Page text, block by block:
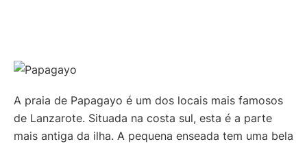
A praia de Papagayo é um dos locais mais famosos
de Lanzarote. Situada na costa sul, esta é a parte
mais antiga da ilha. A pequena enseada tem uma bela